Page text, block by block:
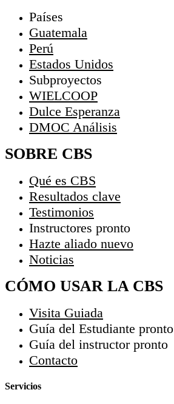
Países
Guatemala
Perú
Estados Unidos
Subproyectos
WIELCOOP
Dulce Esperanza
DMOC Análisis
SOBRE CBS
Qué es CBS
Resultados clave
Testimonios
Instructores pronto
Hazte aliado nuevo
Noticias
CÓMO USAR LA CBS
Visita Guiada
Guía del Estudiante pronto
Guía del instructor pronto
Contacto
Servicios